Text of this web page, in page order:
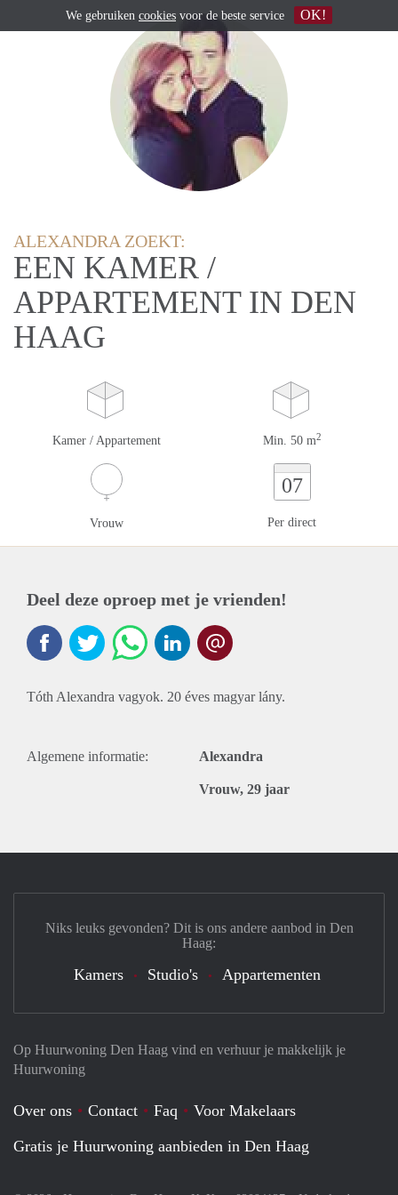
ALEXANDRA ZOEKT:
EEN KAMER /
APPARTEMENT IN DEN
HAAG
Kamer / Appartement Min. 50 m2
Vrouw
07
Per direct
Deel deze oproep met je vrienden!
Tóth Alexandra vagyok. 20 éves magyar lány.
Algemene informatie: Alexandra
Vrouw, 29 jaar
Op Huurwoning Den Haag vind en verhuur je makkelijk je
Huurwoning
Over ons Contact Faq
Voor Makelaars
Gratis je Huurwoning aanbieden in Den Haag
Niks leuks gevonden? Dit is ons andere aanbod in Den
Haag:
Kamers Studio's Appartementen
We gebruiken cookies voor de beste service OK!